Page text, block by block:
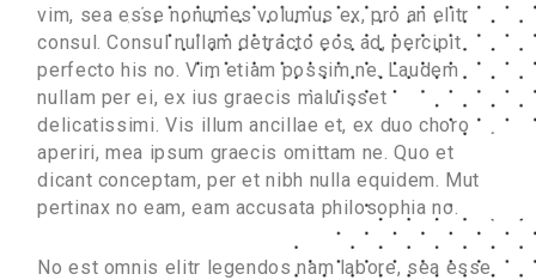
vim, sea esse nonumes volumus ex, pro an elitr
consul. Consul nullam detracto eos ad, percipit
perfecto his no. Vim etiam possim ne. Laudem
nullam per ei, ex ius graecis maluisset
delicatissimi. Vis illum ancillae et, ex duo choro
aperiri, mea ipsum graecis omittam ne. Quo et
dicant conceptam, per et nibh nulla equidem. Mut
pertinax no eam, eam accusata philosophia no.
No est omnis elitr legendos nam labore, sea esse